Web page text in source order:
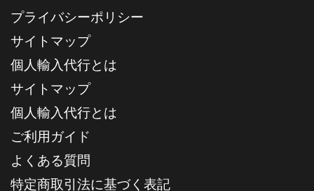
プライバシーポリシー
サイトマップ
個人輸入代行とは
サイトマップ
個人輸入代行とは
ご利用ガイド
よくある質問
特定商取引法に基づく表記